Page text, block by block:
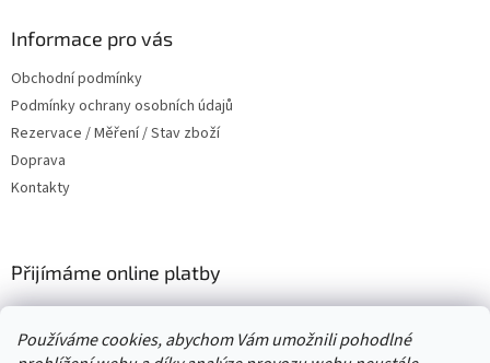
Používáme cookies, abychom Vám umožnili pohodlné
Informace pro vás
Obchodní podmínky
Podmínky ochrany osobních údajů
Rezervace / Měření / Stav zboží
Doprava
Kontakty
Přijímáme online platby